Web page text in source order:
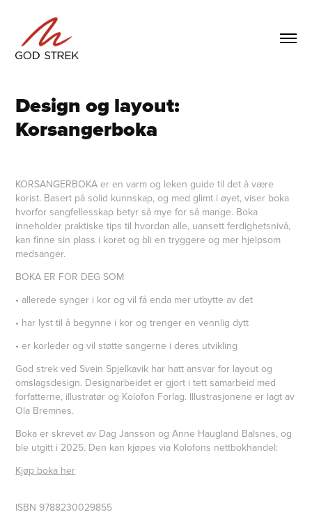
Design og layout:
Korsangerboka
KORSANGERBOKA er en varm og leken guide til det å være
korist. Basert på solid kunnskap, og med glimt i øyet, viser boka
hvorfor sangfellesskap betyr så mye for så mange. Boka
inneholder praktiske tips til hvordan alle, uansett ferdighetsnivå,
kan finne sin plass i koret og bli en tryggere og mer hjelpsom
medsanger.
BOKA ER FOR DEG SOM
• allerede synger i kor og vil få enda mer utbytte av det
• har lyst til å begynne i kor og trenger en vennlig dytt
• er korleder og vil støtte sangerne i deres utvikling
God strek ved Svein Spjelkavik har hatt ansvar for layout og
omslagsdesign. Designarbeidet er gjort i tett samarbeid med
forfatterne, illustratør og Kolofon Forlag. Illustrasjonene er lagt av
Ola Bremnes.
Boka er skrevet av Dag Jansson og Anne Haugland Balsnes, og
ble utgitt i 2025. Den kan kjøpes via Kolofons nettbokhandel:
Kjøp boka her
ISBN 9788230029855